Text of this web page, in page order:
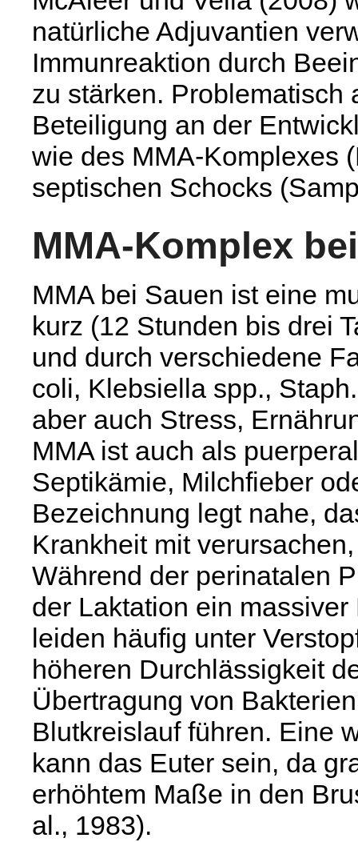
natürliche Adjuvantien
Immunreaktion durch
zu stärken. Problematisch
Beteiligung an der
wie des MMA-Komplexes
septischen Schocks
MMA-Komplex
MMA bei Sauen ist eine
kurz (12 Stunden bis drei
und durch verschiedene
coli, Klebsiella spp.,
aber auch Stress,
MMA ist auch als
Septikämie, Milchfieber
Bezeichnung legt nahe,
Krankheit mit
Während der perinatalen
der Laktation ein
leiden häufig unter
höheren Durchlässigkeit
Übertragung von
Blutkreislauf führen. Eine
kann das Euter sein, da
erhöhtem Maße in den
al., 1983).